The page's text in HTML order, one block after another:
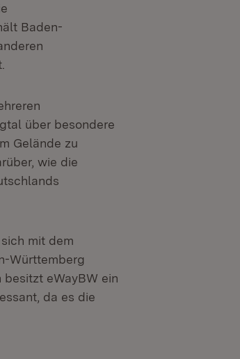
Baden-
über besondere
Gelände zu
wie die
mit dem
Württemberg
eWayBW ein
da es die